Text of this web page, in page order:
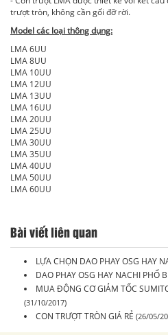
trượt tròn, không cần gối đỡ rời.
Model các loại thông dụng:
LMA 6UU
LMA 8UU
LMA 10UU
LMA 12UU
LMA 13UU
LMA 16UU
LMA 20UU
LMA 25UU
LMA 30UU
LMA 35UU
LMA 40UU
LMA 50UU
LMA 60UU
Bài viết liên quan
LỰA CHỌN DAO PHAY OSG HAY
DAO PHAY OSG HAY NACHI PHỔ
MUA ĐỘNG CƠ GIẢM TỐC
(31/10/2017)
CON TRƯỢT TRÒN GIÁ RẺ (26/05/